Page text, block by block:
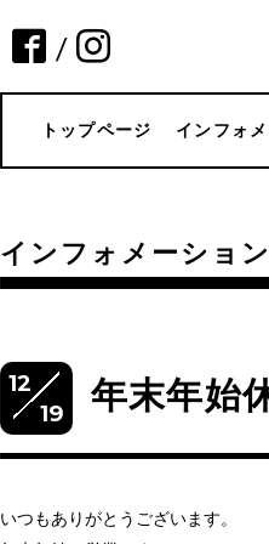
/
トップページ インフォ
インフォメーション
12
19
年末年始
いつもありがとうございます。